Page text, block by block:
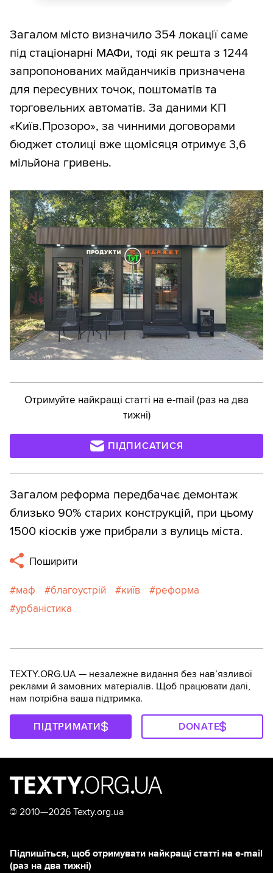
Загалом місто визначило 354 локації саме
під стаціонарні МАФи, тоді як решта з 1244
запропонованих майданчиків призначена
для пересувних точок, поштоматів та
торговельних автоматів. За даними КП
«Київ.Прозоро», за чинними договорами
бюджет столиці вже щомісяця отримує 3,6
мільйона гривень.
Отримуйте найкращі статті на e-mail (раз на два
тижні)
ПІДПИСАТИСЯ
Загалом реформа передбачає демонтаж
близько 90% старих конструкцій, при цьому
1500 кіосків уже прибрали з вулиць міста.
Поширити
маф благоустрій київ
реформа
урбаністика
TEXTY.ORG.UA — незалежне видання без навʼязливої
реклами й замовних матеріалів. Щоб працювати далі,
нам потрібна ваша підтримка.
ПІДТРИМАТИ DONATE
© 2010—2026 Texty.org.ua
Підпишіться, щоб отримувати найкращі статті на e-mail
(раз на два тижні)